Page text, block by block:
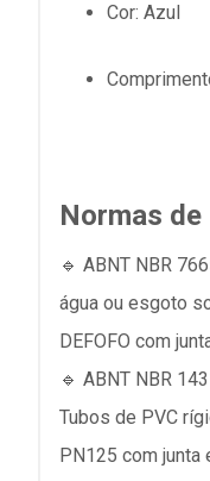
Cor: Azul
Normas
🔹 ABNT NBR
água ou esgoto
DEFOFO com
🔹 ABNT NBR
Tubos de PVC
PN125 com